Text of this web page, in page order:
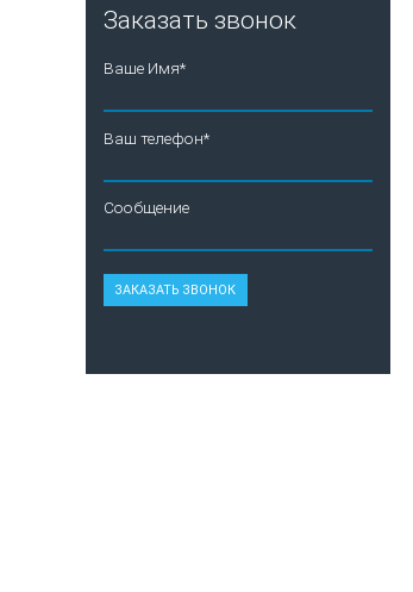
Заказать звонок
Ваше Имя*
Ваш телефон*
Сообщение